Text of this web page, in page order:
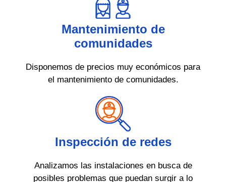
Mantenimiento de
comunidades
Disponemos de precios muy económicos para
el mantenimiento de comunidades.
Inspección de redes
Analizamos las instalaciones en busca de
posibles problemas que puedan surgir a lo